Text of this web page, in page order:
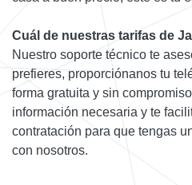
Cuál de nuestras tarifas de
Nuestro soporte técnico te
prefieres, proporciónanos tu
forma gratuita y sin
información necesaria y te
contratación para que tengas
con nosotros.